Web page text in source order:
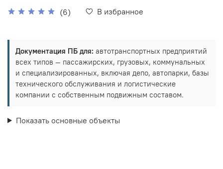
(6) В избранное
Документация ПБ для: автотранспортных предприятий
всех типов — пассажирских, грузовых, коммунальных
и специализированных, включая депо, автопарки, базы
технического обслуживания и логистические
компании с собственным подвижным составом.
Показать основные объекты